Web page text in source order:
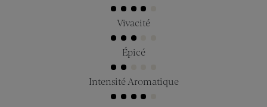
Vivacité
Épicé
Intensité Aromatique